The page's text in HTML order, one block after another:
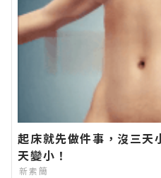
起床就先做件事，沒三天
天變小！
新素簡